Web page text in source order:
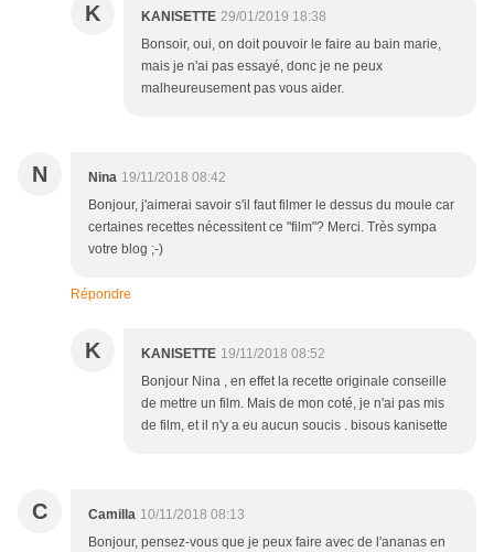
K KANISETTE 29/01/2019 18:38
Bonsoir, oui, on doit pouvoir le faire au bain marie,
mais je n'ai pas essayé, donc je ne peux
malheureusement pas vous aider.
N Nina 19/11/2018 08:42
Bonjour, j'aimerai savoir s'il faut filmer le dessus du moule car
certaines recettes nécessitent ce "film"? Merci. Très sympa
votre blog ;-)
Répondre
K KANISETTE 19/11/2018 08:52
Bonjour Nina , en effet la recette originale conseille
de mettre un film. Mais de mon coté, je n'ai pas mis
de film, et il n'y a eu aucun soucis . bisous kanisette
C Camilla 10/11/2018 08:13
Bonjour, pensez-vous que je peux faire avec de l'ananas en